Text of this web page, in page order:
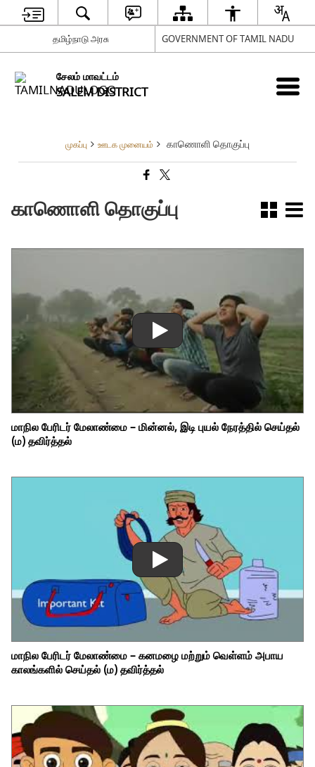
தமிழ்நாடு அரசு GOVERNMENT OF TAMIL NADU
சேலம் மாவட்டம்
SALEM DISTRICT
முகப்பு ஊடக முனையம் காணொளி தொகுப்பு
காணொளி தொகுப்பு
மாநில பேரிடர் மேலாண்மை – மின்னல், இடி புயல் நேரத்தில் செய்தல்
(ம) தவிர்த்தல்
மாநில பேரிடர் மேலாண்மை – கனமழை மற்றும் வெள்ளம் அபாய
காலங்களில் செய்தல் (ம) தவிர்த்தல்